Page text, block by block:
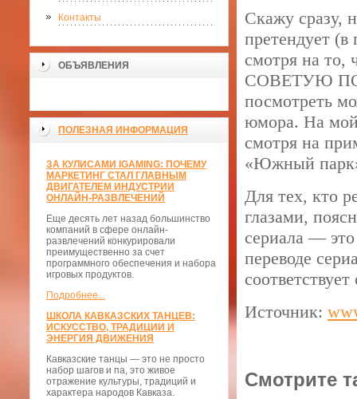
Контакты
ОБЪЯВЛЕНИЯ
ПОЛЕЗНАЯ ИНФОРМАЦИЯ
ЗА КУЛИСАМИ IGAMING: ПОЧЕМУ
МАРКЕТИНГ СТАЛ ГЛАВНЫМ
ДВИГАТЕЛЕМ ИНДУСТРИИ
ОНЛАЙН-РАЗВЛЕЧЕНИЙ
Еще десять лет назад большинство
компаний в сфере онлайн-
развлечений конкурировали
преимущественно за счет
программного обеспечения и набора
игровых продуктов.
Подробнее...
ШКОЛА КАВКАЗСКИХ ТАНЦЕВ:
ИСКУССТВО, ТРАДИЦИИ И
ЭНЕРГИЯ ДВИЖЕНИЯ
Кавказские танцы — это не просто
набор шагов и па, это живое
отражение культуры, традиций и
характера народов Кавказа.
Скажу сразу,
претендует
смотря на то,
СОВЕТУЮ
посмотреть
юмора. На мой
смотря на
«Южный
Для тех, кто
глазами,
сериала —
переводе
Источник:
Смотрите